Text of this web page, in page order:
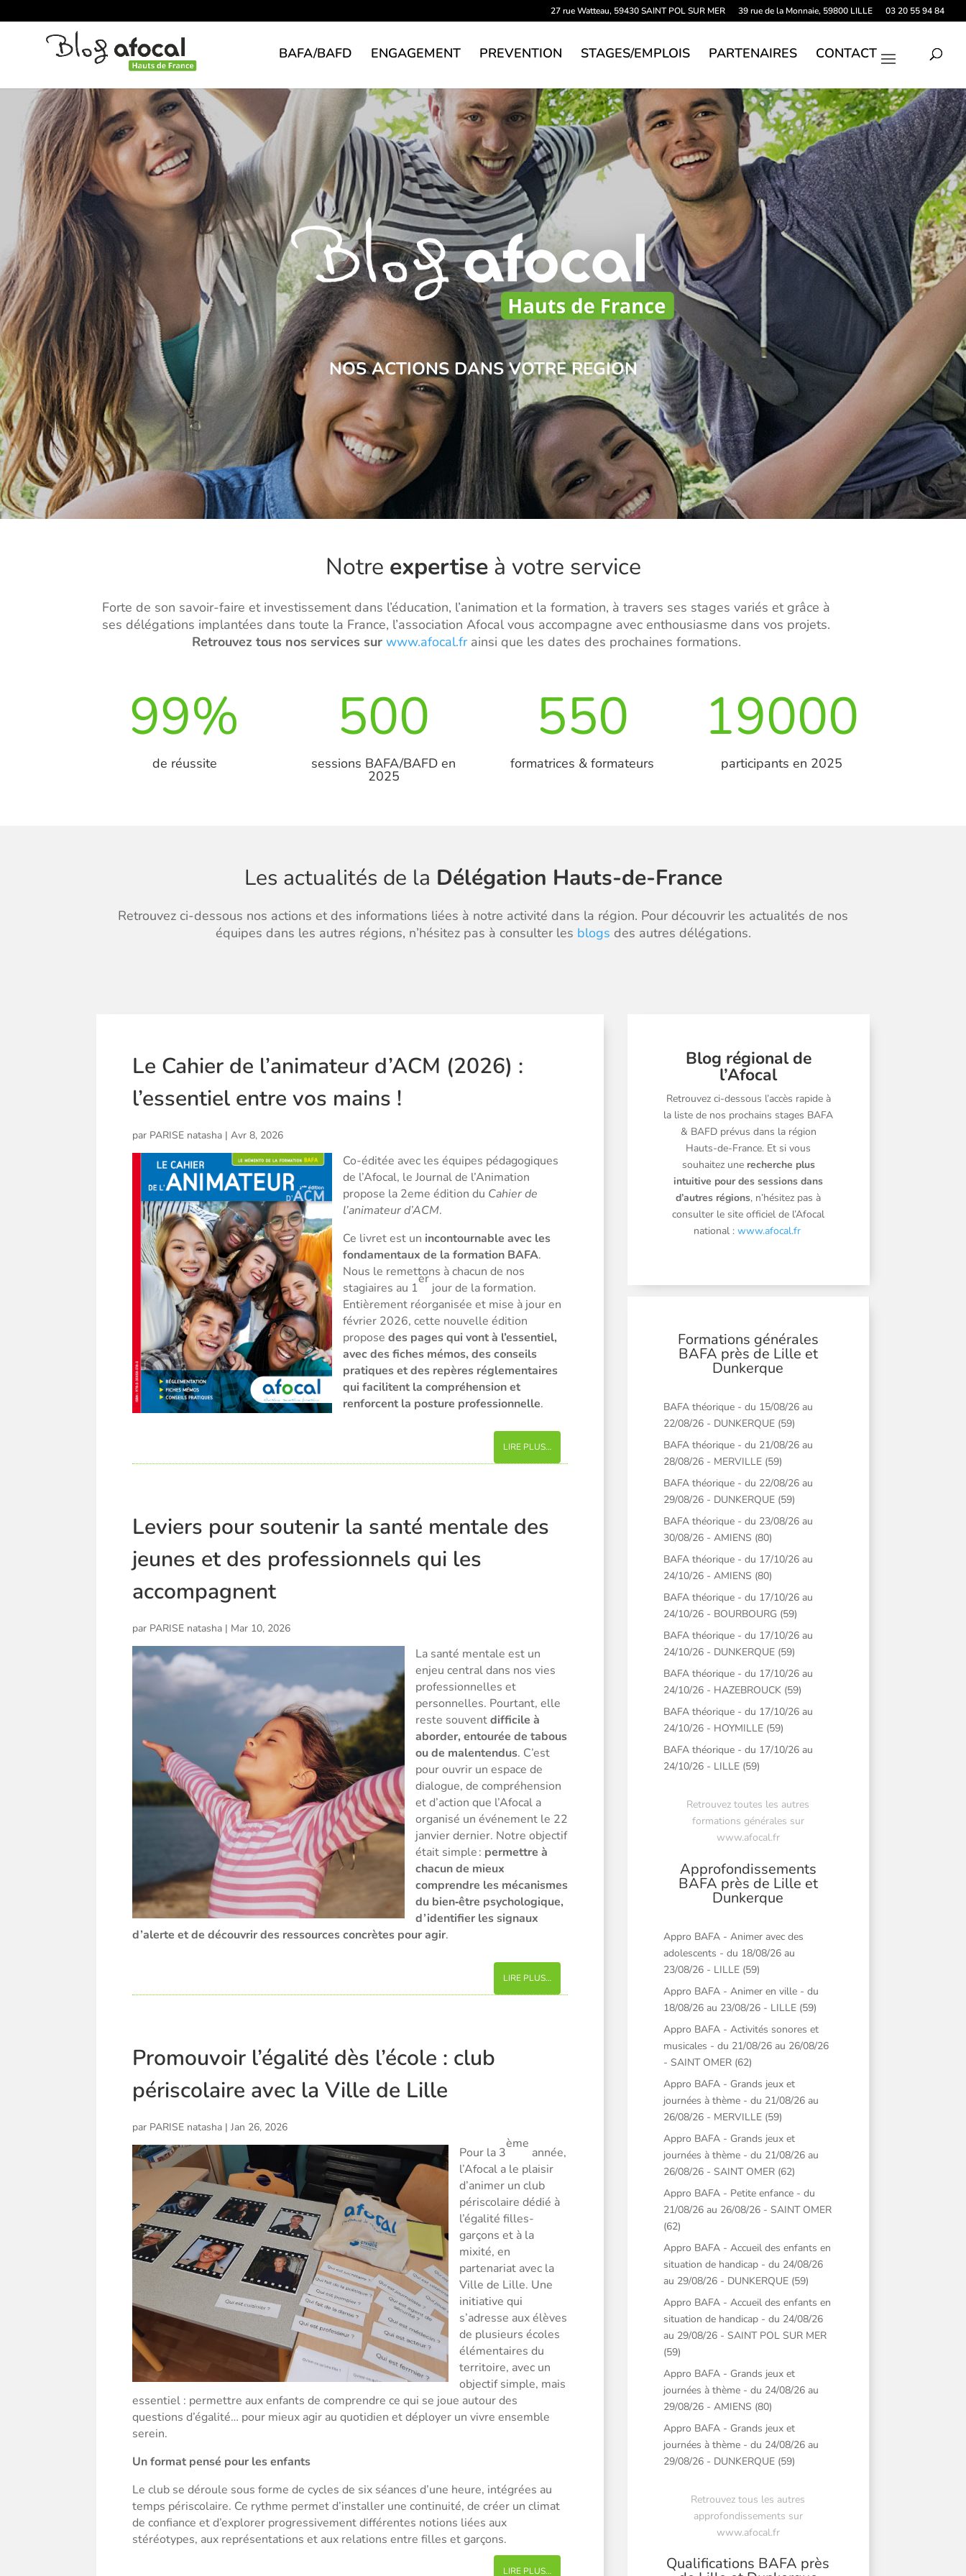
27 rue Watteau, 59430 SAINT POL SUR MER 39 rue de la Monnaie, 59800 LILLE 03 20 55 94 84
BAFA/BAFD ENGAGEMENT PREVENTION STAGES/EMPLOIS PARTENAIRES CONTACT
NOS ACTIONS DANS VOTRE REGION
Notre expertiseà votre service
Forte de son savoir-faire et investissement dans l’éducation, l’animation et la formation, à travers ses stages variés et grâce à
ses délégations implantées dans toute la France, l’association Afocal vous accompagne avec enthousiasme dans vos projets.
Retrouvez tous nos services sur www.afocal.fr ainsi que les dates des prochaines formations.
99%
de réussite
500
sessions BAFA/BAFD en
2025
550
formatrices & formateurs
19000
participants en 2025
Les actualités de la Délégation Hauts-de-France
Retrouvez ci-dessous nos actions et des informations liées à notre activité dans la région. Pour découvrir les actualités de nos
équipes dans les autres régions, n’hésitez pas à consulter les blogs des autres délégations.
Le Cahier de l’animateur d’ACM (2026) :
l’essentiel entre vos mains !
par PARISE natasha |Avr 8, 2026
Co-éditée avec les équipes pédagogiques
de l’Afocal, le Journal de l’Animation
propose la 2eme édition du Cahier de
l’animateur d’ACM.
Ce livret est un incontournable avec les
fondamentaux de la formation BAFA.
Nous le remettons à chacun de nos
stagiaires au 1
er
jour de la formation.
Entièrement réorganisée et mise à jour en
février 2026, cette nouvelle édition
proposedes pages qui vont à l’essentiel,
avec des fiches mémos, des conseils
pratiques et des repères réglementaires
qui facilitent la compréhension et
renforcent la posture professionnelle.
LIRE PLUS…
Leviers pour soutenir la santé mentale des
jeunes et des professionnels qui les
accompagnent
par PARISE natasha | Mar 10, 2026
La santé mentale est un
enjeu central dans nos vies
professionnelles et
personnelles. Pourtant, elle
reste souventdifficile à
aborder, entourée de tabous
ou de malentendus. C’est
pour ouvrir un espace de
dialogue, de compréhension
et d’action que l’Afocal a
organisé un événement le 22
janvier dernier. Notre objectif
était simple : permettre à
chacun de mieux
comprendre les mécanismes
du bien‑être psychologique,
d’identifier les signaux
d’alerte et de découvrir des ressources concrètes pour agir.
LIRE PLUS…
Promouvoir l’égalité dès l’école : club
périscolaire avec la Ville de Lille
par PARISE natasha |Jan 26, 2026
Pour la 3
ème
année,
l’Afocal a le plaisir
d’animer un club
périscolaire dédié à
l’égalité filles-
garçons et à la
mixité, en
partenariat avec la
Ville de Lille. Une
initiative qui
s’adresse aux élèves
de plusieurs écoles
élémentaires du
territoire, avec un
objectif simple, mais
essentiel : permettre aux enfants de comprendre ce qui se joue autour des
questions d’égalité… pour mieux agir au quotidien et déployer un vivre ensemble
serein.
Un format pensé pour les enfants
Le club se déroule sous forme de cycles de six séances d’une heure, intégrées au
temps périscolaire. Ce rythme permet d’installer une continuité, de créer un climat
de confiance et d’explorer progressivement différentes notions liées aux
stéréotypes, aux représentations et aux relations entre filles et garçons.
LIRE PLUS…
Blog régional de
l’Afocal
Retrouvez ci-dessous l’accès rapide à
la liste de nos prochains stages BAFA
& BAFD prévus dans la région
Hauts-de-France. Et si vous
souhaitez une recherche plus
intuitive pour des sessions dans
d’autres régions, n’hésitez pas à
consulter le site officiel de l’Afocal
national : www.afocal.fr
Formations générales
BAFA près de Lille et
Dunkerque
BAFA théorique - du 15/08/26 au
22/08/26 - DUNKERQUE (59)
BAFA théorique - du 21/08/26 au
28/08/26 - MERVILLE (59)
BAFA théorique - du 22/08/26 au
29/08/26 - DUNKERQUE (59)
BAFA théorique - du 23/08/26 au
30/08/26 - AMIENS (80)
BAFA théorique - du 17/10/26 au
24/10/26 - AMIENS (80)
BAFA théorique - du 17/10/26 au
24/10/26 - BOURBOURG (59)
BAFA théorique - du 17/10/26 au
24/10/26 - DUNKERQUE (59)
BAFA théorique - du 17/10/26 au
24/10/26 - HAZEBROUCK (59)
BAFA théorique - du 17/10/26 au
24/10/26 - HOYMILLE (59)
BAFA théorique - du 17/10/26 au
24/10/26 - LILLE (59)
Retrouvez toutes les autres
formations générales sur
www.afocal.fr
Approfondissements
BAFA près de Lille et
Dunkerque
Appro BAFA - Animer avec des
adolescents - du 18/08/26 au
23/08/26 - LILLE (59)
Appro BAFA - Animer en ville - du
18/08/26 au 23/08/26 - LILLE (59)
Appro BAFA - Activités sonores et
musicales - du 21/08/26 au 26/08/26
- SAINT OMER (62)
Appro BAFA - Grands jeux et
journées à thème - du 21/08/26 au
26/08/26 - MERVILLE (59)
Appro BAFA - Grands jeux et
journées à thème - du 21/08/26 au
26/08/26 - SAINT OMER (62)
Appro BAFA - Petite enfance - du
21/08/26 au 26/08/26 - SAINT OMER
(62)
Appro BAFA - Accueil des enfants en
situation de handicap - du 24/08/26
au 29/08/26 - DUNKERQUE (59)
Appro BAFA - Accueil des enfants en
situation de handicap - du 24/08/26
au 29/08/26 - SAINT POL SUR MER
(59)
Appro BAFA - Grands jeux et
journées à thème - du 24/08/26 au
29/08/26 - AMIENS (80)
Appro BAFA - Grands jeux et
journées à thème - du 24/08/26 au
29/08/26 - DUNKERQUE (59)
Retrouvez tous les autres
approfondissements sur
www.afocal.fr
Qualifications BAFA près